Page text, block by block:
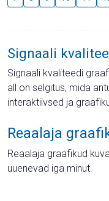
Signaali
Signaali kvaliteedi
all on selgitus, mida
interaktiivsed ja
Reaalaja
Reaalaja graafikud
uuenevad iga minut.